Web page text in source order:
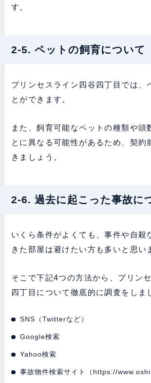
す。
2-5. ペットの飼育について
プリンセスライン四谷四丁目では、
とができます。
また、飼育可能なペットの種類や頭
とに異なる可能性があるため、契約
きましょう。
2-6. 過去に起こった事故に
いくら条件がよくても、事件や自殺
きた部屋は避けたい方も多いと思い
そこで下記4つの方法から、プリン
四丁目について徹底的に調査をしま
SNS（Twitterなど）
Google検索
Yahoo検索
事故物件検索サイト（ https://